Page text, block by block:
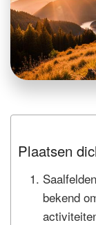
Plaatsen
bekend